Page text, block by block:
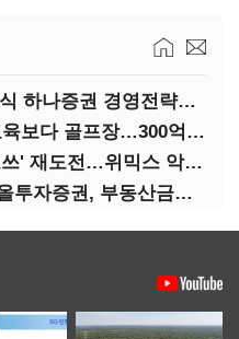
[IB토마토](IB&피플)김동식 하나증권 경영전략본부장
[IB토마토]메가스터디, 교육보다 골프장…300억 대여 뒤 보증 리스크
[IB토마토]장현국의 '크로쓰' 재도전…위믹스 악몽 지울 수 있나
[IB토마토](PF 잔불)③다올투자증권, 부동산금융 줄였지만 정상화는 진행형